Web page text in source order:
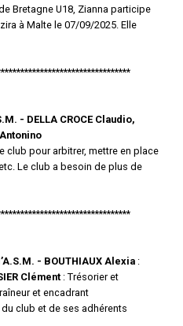
Bretagne U18, Zianna participe
à Malte le 07/09/2025. Elle
- DELLA CROCE Claudio,
club pour arbitrer, mettre en place
Le club a besoin de plus de
- BOUTHIAUX Alexia :
Clément : Trésorier et
et encadrant
club et de ses adhérents